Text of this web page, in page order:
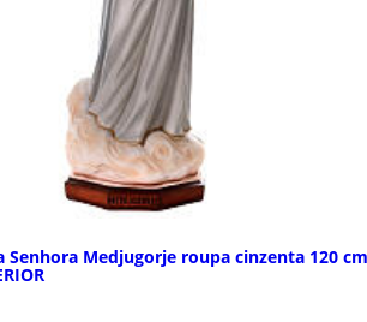
Senhora Medjugorje roupa cinzenta 120 cm